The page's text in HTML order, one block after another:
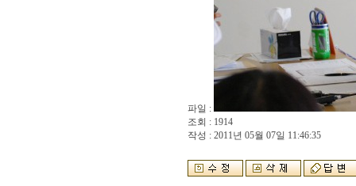
파일 :
조회 : 1914
작성 : 2011년 05월 07일 11:46:35